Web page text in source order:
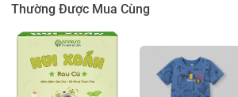
Thường Được Mua Cùng